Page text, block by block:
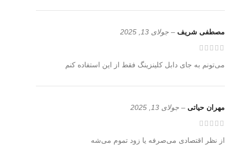
مصطفی شریف – جولای 13, 2025
می‌تونم به جای دابل کلینزینگ فقط از این استفاده کنم
مهران حیاتی – جولای 13, 2025
از نظر اقتصادی می‌صرفه یا زود تموم می‌شه